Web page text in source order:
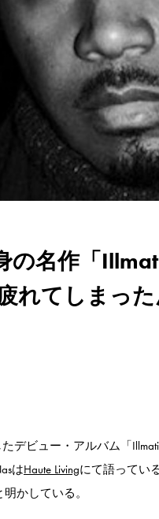
の名作「
れてしまった
デビュー・アルバム「
はHaute Livingにて語ってい
かしている。